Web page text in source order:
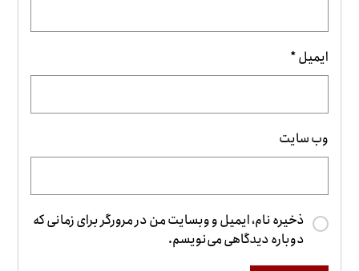
ایمیل*
وب‌ سایت
ذخیره نام، ایمیل و وبسایت من در مرورگر برای زمانی که
دوباره دیدگاهی می‌نویسم.